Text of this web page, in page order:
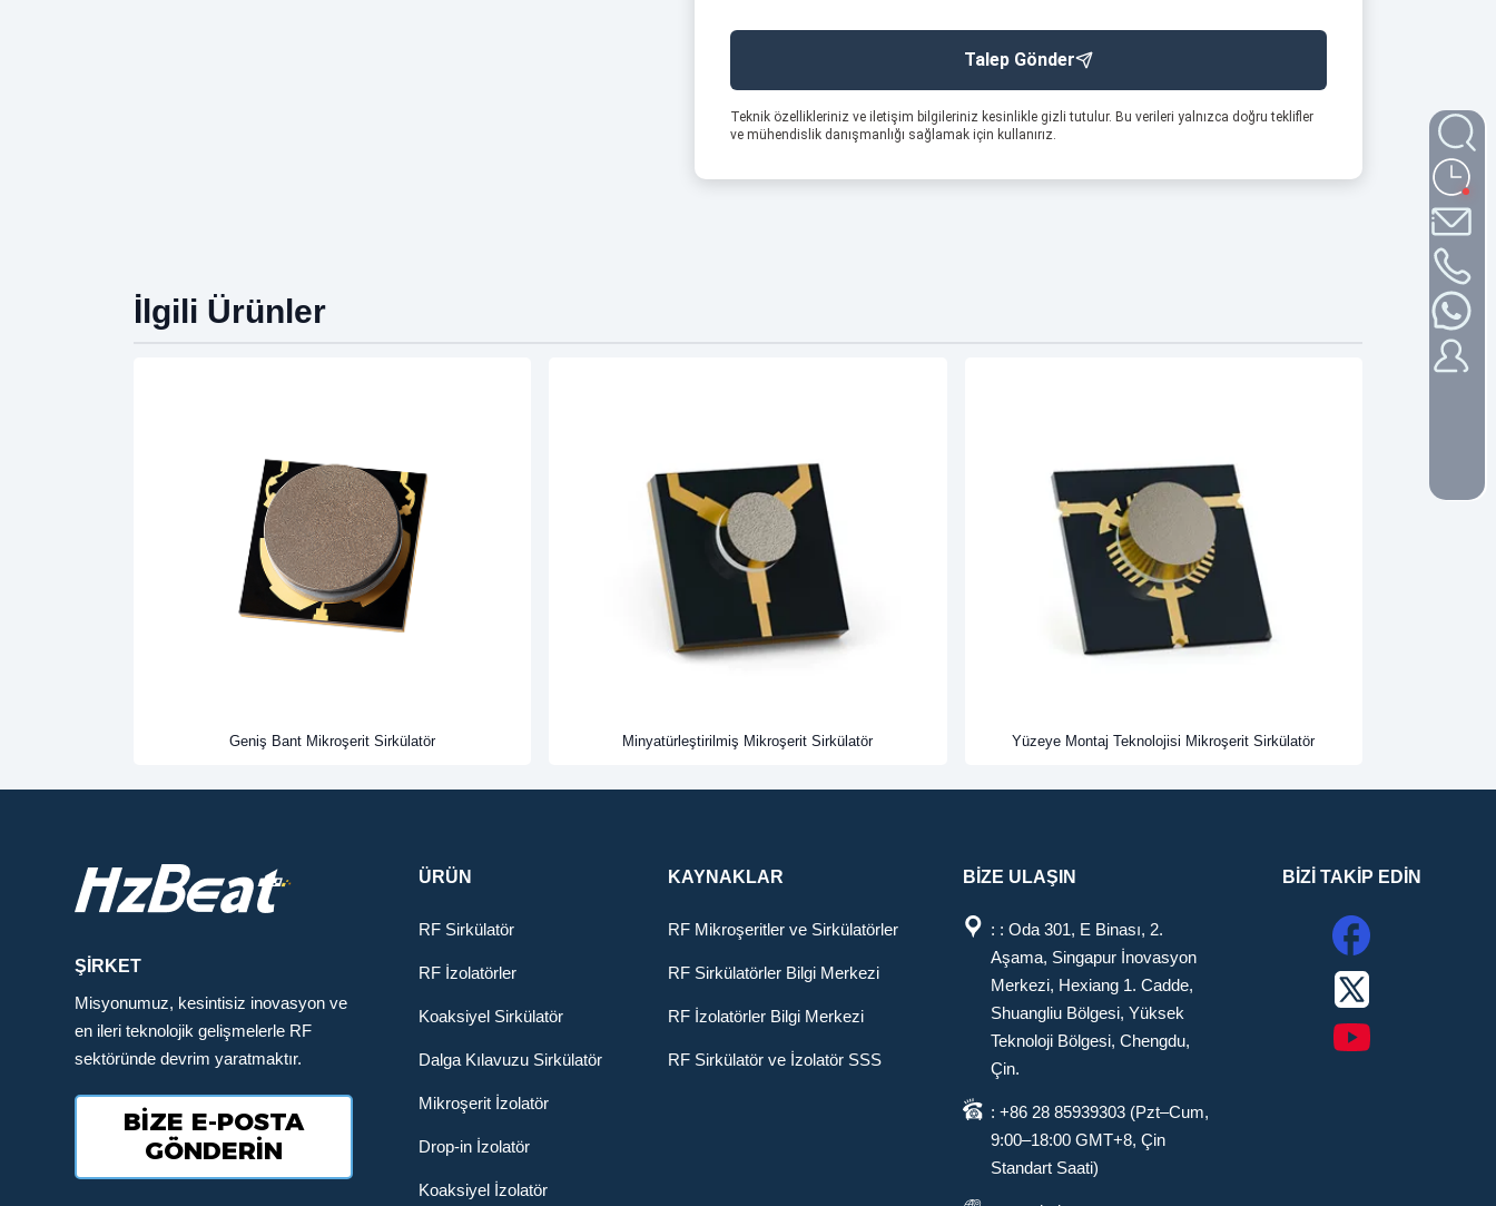
Talep Gönder
Teknik özellikleriniz ve iletişim bilgileriniz kesinlikle gizli tutulur. Bu verileri yalnızca doğru teklifler
ve mühendislik danışmanlığı sağlamak için kullanırız.
İlgili Ürünler
Geniş Bant Mikroşerit Sirkülatör Minyatürleştirilmiş Mikroşerit Sirkülatör Yüzeye Montaj Teknolojisi Mikroşerit Sirkülatör
ŞİRKET
Misyonumuz, kesintisiz inovasyon ve
en ileri teknolojik gelişmelerle RF
sektöründe devrim yaratmaktır.
BİZE E-POSTA
GÖNDERİN
ÜRÜN
RF Sirkülatör
RF İzolatörler
Koaksiyel Sirkülatör
Dalga Kılavuzu Sirkülatör
Mikroşerit İzolatör
Drop-in İzolatör
Koaksiyel İzolatör
KAYNAKLAR
RF Mikroşeritler ve Sirkülatörler
RF Sirkülatörler Bilgi Merkezi
RF İzolatörler Bilgi Merkezi
RF Sirkülatör ve İzolatör SSS
BİZE ULAŞIN
: : Oda 301, E Binası, 2.
Aşama, Singapur İnovasyon
Merkezi, Hexiang 1. Cadde,
Shuangliu Bölgesi, Yüksek
Teknoloji Bölgesi, Chengdu,
Çin.
: +86 28 85939303 (Pzt–Cum,
9:00–18:00 GMT+8, Çin
Standart Saati)
BİZİ TAKİP EDİN